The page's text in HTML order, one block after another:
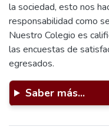
la sociedad, esto nos
responsabilidad como
Nuestro Colegio es
las encuestas de
egresados.
Saber más...